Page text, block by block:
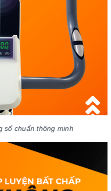
số chuẩn thông minh